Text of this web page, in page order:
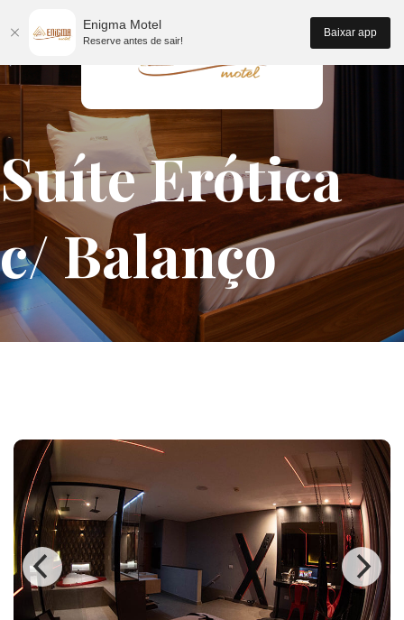
Enigma Motel
Reserve antes de sair!
Baixar app
Suíte Erótica
c/ Balanço